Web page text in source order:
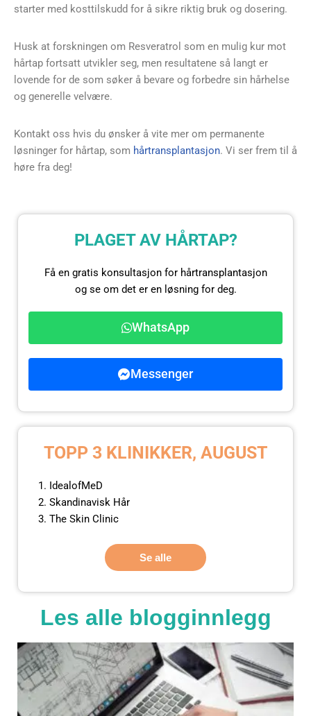
starter med kosttilskudd for å sikre riktig bruk og dosering.
Husk at forskningen om Resveratrol som en mulig kur mot
hårtap fortsatt utvikler seg, men resultatene så langt er
lovende for de som søker å bevare og forbedre sin hårhelse
og generelle velvære.
Kontakt oss hvis du ønsker å vite mer om permanente
løsninger for hårtap, som hårtransplantasjon. Vi ser frem til å
høre fra deg!
PLAGET AV HÅRTAP?
Få en gratis konsultasjon for hårtransplantasjon
og se om det er en løsning for deg.
WhatsApp
Messenger
TOPP 3 KLINIKKER, AUGUST
IdealofMeD
Skandinavisk Hår
The Skin Clinic
Se alle
Les alle blogginnlegg